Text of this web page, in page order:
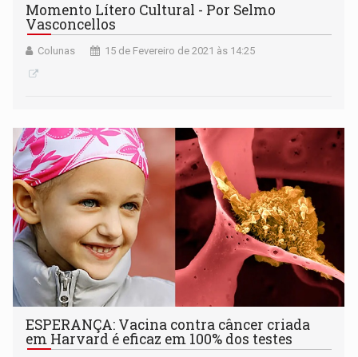
Momento Lítero Cultural - Por Selmo
Vasconcellos
Colunas 15 de Fevereiro de 2021 às 14:25
ESPERANÇA: Vacina contra câncer criada
em Harvard é eficaz em 100% dos testes